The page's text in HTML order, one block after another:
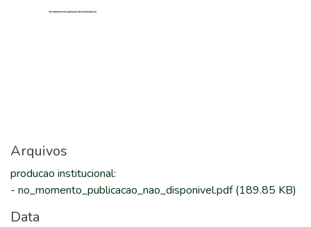
Arquivos
producao institucional:
- no_momento_publicacao_nao_disponivel.pdf(189.85 KB)
Data